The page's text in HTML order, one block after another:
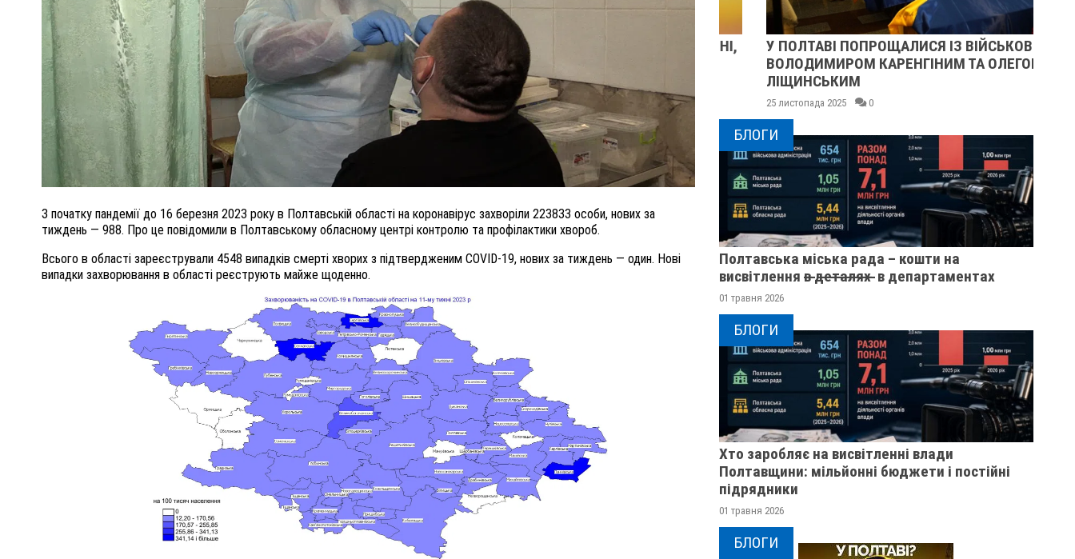
З початку пандемії до 16 березня 2023 року в Полтавській області на коронавірус захворіли 223833 особи, нових за
тиждень — 988. Про це повідомили в Полтавському обласному центрі контролю та профілактики хвороб.
Всього в області зареєстрували 4548 випадків смерті хворих з підтвердженим COVID-19, нових за тиждень — один. Нові
випадки захворювання в області реєструють майже щоденно.
ПОЛІЦІЯ ПОЛТАВЩИНИ РОЗШУКУЄ 62-РІЧНУ
ЛЮДМИЛУ ТИМЧЕНКО
26 листопада 2025
ВНАСЛІДОК ПОРАНЕНЬ, ОТРИМАНИХ НА ВІЙНІ,
ПОМЕР ВОЇН ЮРІЙ ВОЙТИК
25 листопада 2025 0
У ПОЛТАВІ ПОПРОЩАЛИСЯ ІЗ ВІЙСЬКОВИМИ
ВОЛОДИМИРОМ КАРЕНГІНИМ ТА ОЛЕГОМ
ЛІЩИНСЬКИМ
25 листопада 2025 0
БЛОГИ
Полтавська міська рада – кошти на
висвітлення в̶ ̶д̶е̶т̶а̶л̶я̶х̶ ̶ в департаментах
01 травня 2026
БЛОГИ
Хто заробляє на висвітленні влади
Полтавщини: мільйонні бюджети і постійні
підрядники
01 травня 2026
БЛОГИ